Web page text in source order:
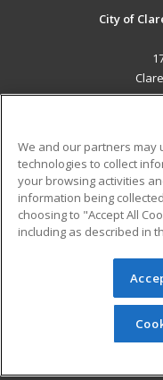
City of
Military
Financial
Help
© 2026 ed2go, a
reserved. The
redistributed
permission from
We and our partners may
technologies to collect
your browsing activities
information being
choosing to "Accept All
including as described in